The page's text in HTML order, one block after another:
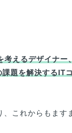
えるデザイナ
題を解決するIT
これからもます